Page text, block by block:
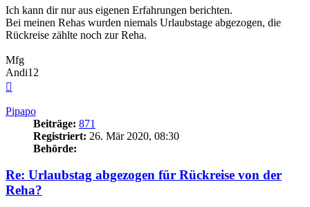
Ich kann dir nur aus eigenen Erfahrungen berichten.
Bei meinen Rehas wurden niemals Urlaubstage abgezogen, die
Rückreise zählte noch zur Reha.
Mfg
Andi12
Pipapo
Beiträge: 871
Registriert: 26. Mär 2020, 08:30
Behörde:
Re: Urlaubstag abgezogen für Rückreise von der
Reha?